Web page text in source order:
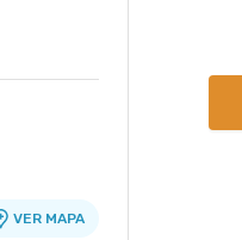
VER MAPA